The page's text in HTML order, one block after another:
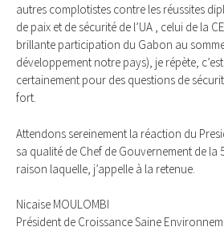
autres complotistes contre les réussites
de paix et de sécurité de l’UA , celui de la
brillante participation du Gabon au
développement notre pays), je répète,
certainement pour des questions de
fort.
Attendons sereinement la réaction du
sa qualité de Chef de Gouvernement de la
raison laquelle, j’appelle à la retenue.
Nicaise MOULOMBI
Président de Croissance Saine